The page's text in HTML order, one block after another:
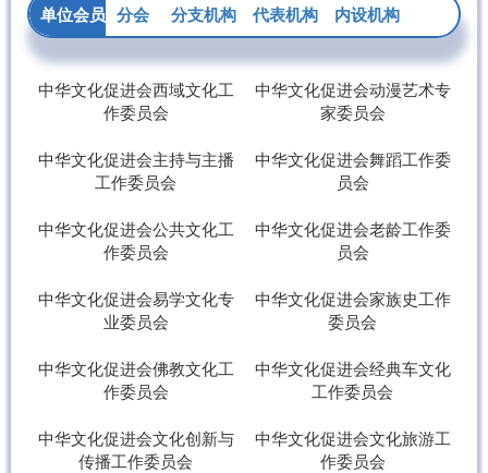
单位会员 分会 分支机构 代表机构 内设机构
中华文化促进会西域文化工
作委员会
中华文化促进会动漫艺术专
家委员会
中华文化促进会主持与主播
工作委员会
中华文化促进会舞蹈工作委
员会
中华文化促进会公共文化工
作委员会
中华文化促进会老龄工作委
员会
中华文化促进会易学文化专
业委员会
中华文化促进会家族史工作
委员会
中华文化促进会佛教文化工
作委员会
中华文化促进会经典车文化
工作委员会
中华文化促进会文化创新与
传播工作委员会
中华文化促进会文化旅游工
作委员会